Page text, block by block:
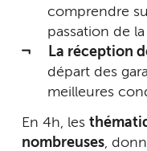
comprendre
passation de
La réception
départ des
meilleures
En 4h, les
nombreuses ,